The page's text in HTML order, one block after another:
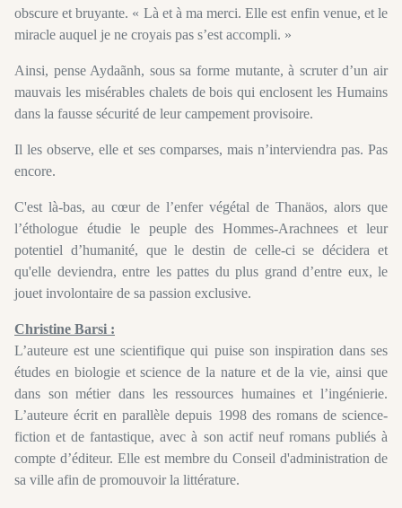
obscure et bruyante. « Là et à ma merci. Elle est enfin venue, et le
miracle auquel je ne croyais pas s’est accompli. »
Ainsi, pense Aydaãnh, sous sa forme mutante, à scruter d’un air
mauvais les misérables chalets de bois qui enclosent les Humains
dans la fausse sécurité de leur campement provisoire.
Il les observe, elle et ses comparses, mais n’interviendra pas. Pas
encore.
C'est là-bas, au cœur de l’enfer végétal de Thanäos, alors que
l’éthologue étudie le peuple des Hommes-Arachnees et leur
potentiel d’humanité, que le destin de celle-ci se décidera et
qu'elle deviendra, entre les pattes du plus grand d’entre eux, le
jouet involontaire de sa passion exclusive.
Christine Barsi :
L’auteure est une scientifique qui puise son inspiration dans ses
études en biologie et science de la nature et de la vie, ainsi que
dans son métier dans les ressources humaines et l’ingénierie.
L’auteure écrit en parallèle depuis 1998 des romans de science-
fiction et de fantastique, avec à son actif neuf romans publiés à
compte d’éditeur. Elle est membre du Conseil d'administration de
sa ville afin de promouvoir la littérature.